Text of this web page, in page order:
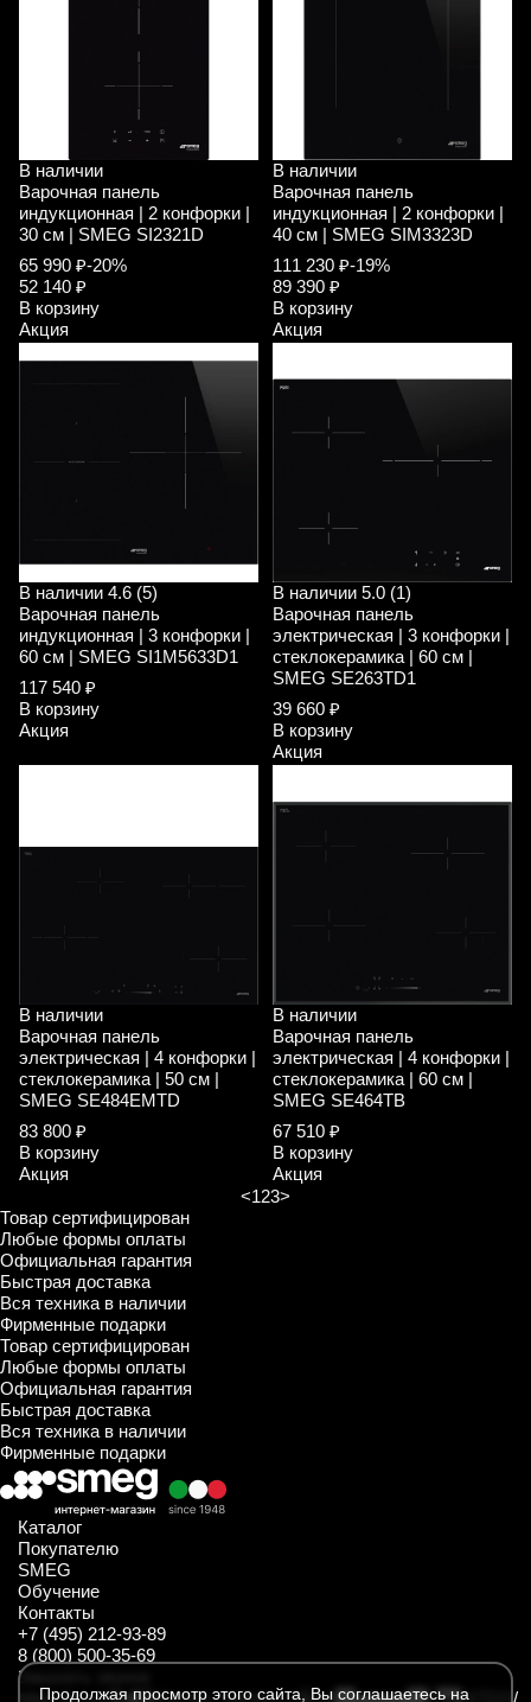
В наличии
Варочная панель
индукционная | 2 конфорки |
30 см | SMEG SI2321D
65 990 ₽-20%
52 140 ₽
В корзину
Акция
В наличии
Варочная панель
индукционная | 2 конфорки |
40 см | SMEG SIM3323D
111 230 ₽-19%
89 390 ₽
В корзину
Акция
В наличии 4.6 (5)
Варочная панель
индукционная | 3 конфорки |
60 см | SMEG SI1M5633D1
117 540 ₽
В корзину
Акция
В наличии 5.0 (1)
Варочная панель
электрическая | 3 конфорки |
стеклокерамика | 60 см |
SMEG SE263TD1
39 660 ₽
В корзину
Акция
В наличии
Варочная панель
электрическая | 4 конфорки |
стеклокерамика | 50 см |
SMEG SE484EMTD
83 800 ₽
В корзину
Акция
В наличии
Варочная панель
электрическая | 4 конфорки |
стеклокерамика | 60 см |
SMEG SE464TB
67 510 ₽
В корзину
Акция
<123>
Товар сертифицирован
Любые формы оплаты
Официальная гарантия
Быстрая доставка
Вся техника в наличии
Фирменные подарки
Товар сертифицирован
Любые формы оплаты
Официальная гарантия
Быстрая доставка
Вся техника в наличии
Фирменные подарки
Каталог
Покупателю
SMEG
Обучение
Контакты
+7 (495) 212-93-89
8 (800) 500-35-69
Заказать звонок
https://t.me/SmegKitchen_bothttps://rutube.ru/channel/34547031/
Продолжая просмотр этого сайта, Вы соглашаетесь на